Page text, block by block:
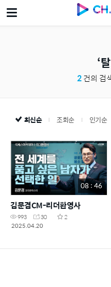
2건의 검
최신순 조회순 인기순
08 : 46
김문겸CM-리더환영사
993 30
2
2025.04.20